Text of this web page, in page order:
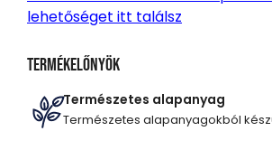
lehetőséget itt találsz
Termékelőnyök
Természetes alapanyag
Természetes alapanyagokból